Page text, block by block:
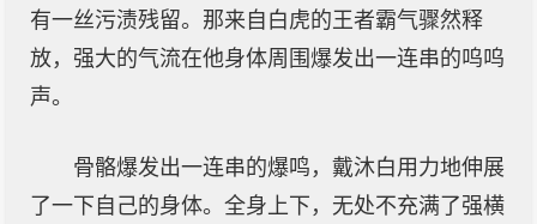
有一丝污渍残留。那来自白虎的王者霸气骤然释
放，强大的气流在他身体周围爆发出一连串的呜呜
声。
骨骼爆发出一连串的爆鸣，戴沐白用力地伸展
了一下自己的身体。全身上下，无处不充满了强横